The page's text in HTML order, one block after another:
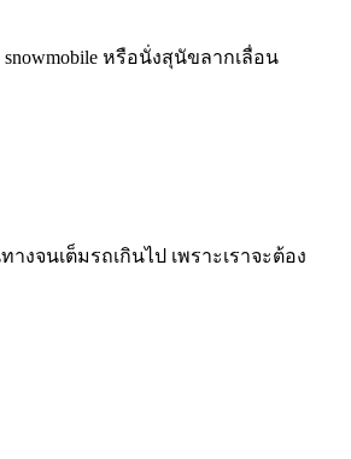
หรือนั่งสุนัขลากเลื่อน
จนเต็มรถเกินไป เพราะเราจะต้อง